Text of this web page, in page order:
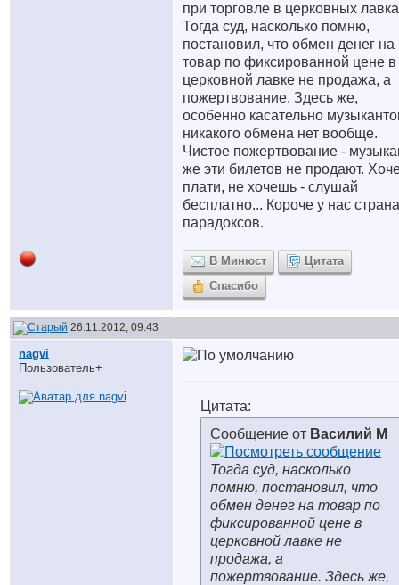
при торговле в церковных
Тогда суд, насколько помню,
постановил, что обмен денег на
товар по фиксированной цене в
церковной лавке не продажа, а
пожертвование. Здесь же,
особенно касательно
никакого обмена нет вообще.
Чистое пожертвование -
же эти билетов не продают.
плати, не хочешь - слушай
бесплатно... Короче у нас страна
парадоксов.
В Минюст
Цитата
Спасибо
26.11.2012, 09:43
nagvi
Пользователь+
Цитата:
Сообщение от Василий М
Тогда суд, насколько
помню, постановил, что
обмен денег на товар по
фиксированной цене в
церковной лавке не
продажа, а
пожертвование. Здесь же,